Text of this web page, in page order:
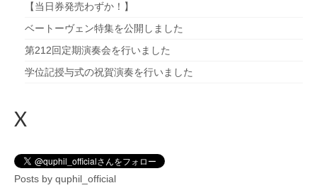
【当日券発売わずか！】
ベートーヴェン特集を公開しました
第212回定期演奏会を行いました
学位記授与式の祝賀演奏を行いました
X
Posts by quphil_official